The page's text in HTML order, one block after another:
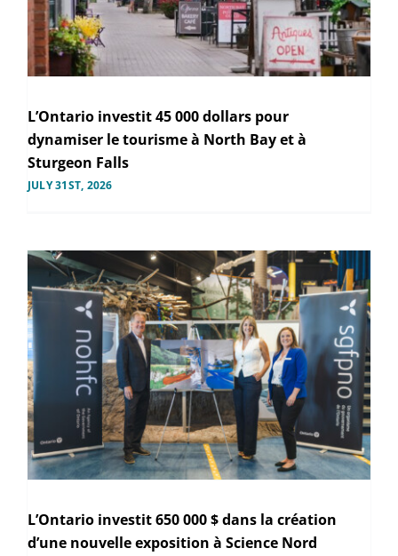
L’Ontario investit 45 000 dollars pour
dynamiser le tourisme à North Bay et à
Sturgeon Falls
JULY 31ST, 2026
L’Ontario investit 650 000 $ dans la création
d’une nouvelle exposition à Science Nord